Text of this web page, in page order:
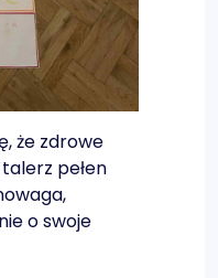
że zdrowe
pełen
o swoje